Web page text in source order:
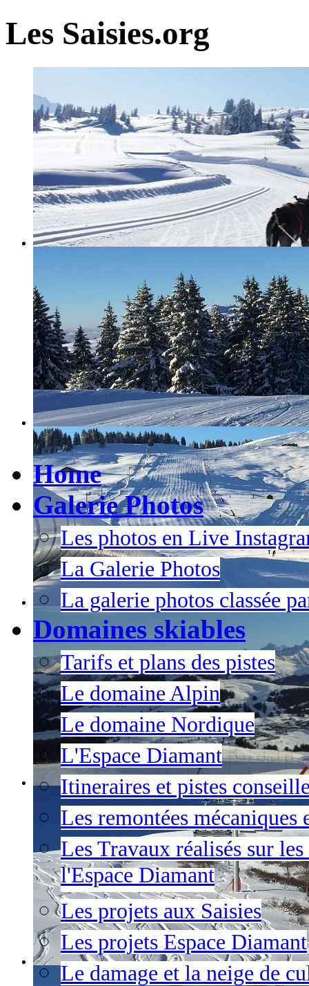
Les Saisies.org
Home
Galerie Photos
Les photos en Live
La Galerie Photos
La galerie photos classée
Domaines skiables
Tarifs et plans des pistes
Le domaine Alpin
Le domaine Nordique
L'Espace Diamant
Itineraires et pistes
Les remontées mécaniques
Les Travaux réalisés sur
l'Espace Diamant
Les projets aux Saisies
Les projets Espace Diamant
Le damage et la neige de